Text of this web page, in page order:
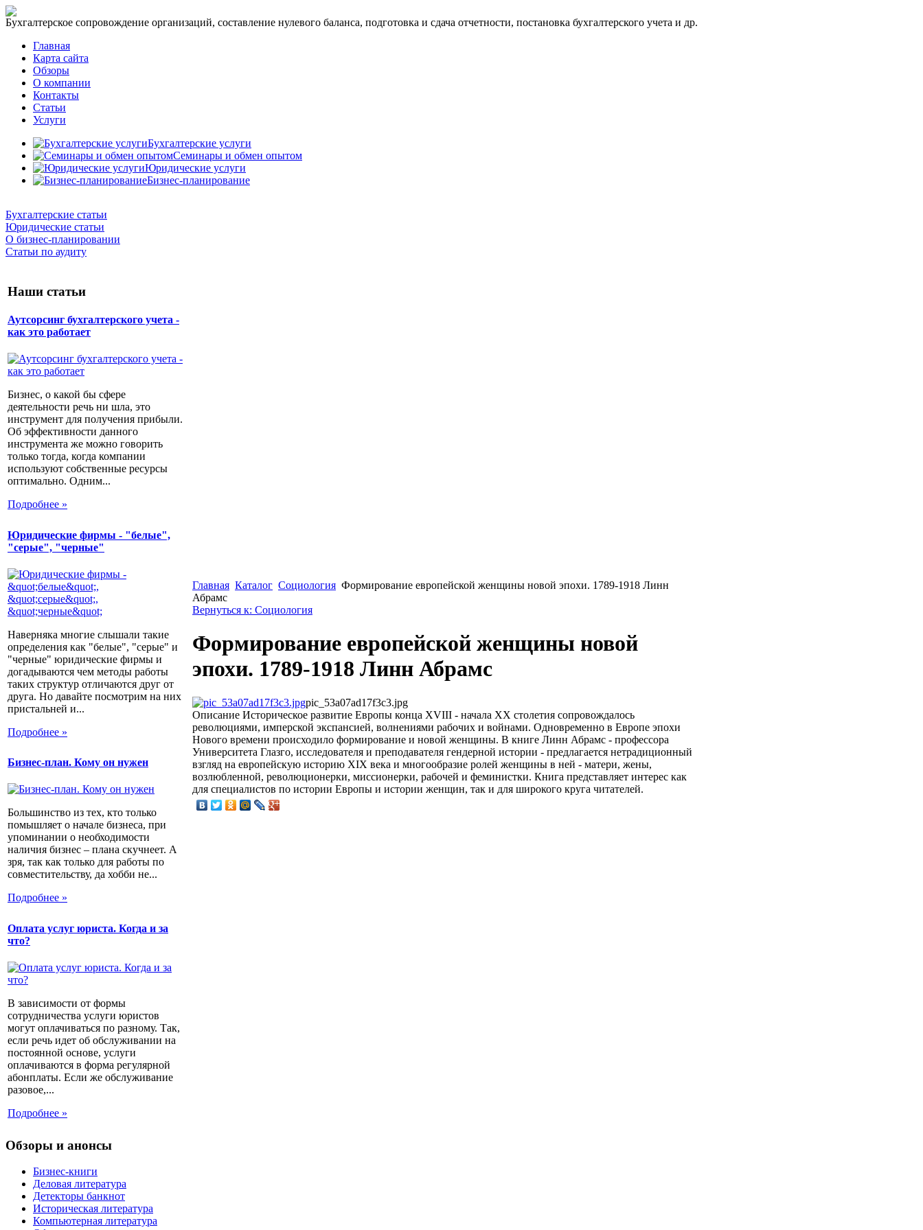
Бухгалтерское сопровождение организаций, составление нулевого баланса, подготовка и сдача отчетности, постановка бухгалтерского учета и др.
Главная
Карта сайта
Обзоры
О компании
Контакты
Статьи
Услуги
Бухгалтерские услуги
Семинары и обмен опытом
Юридические услуги
Бизнес-планирование
Бухгалтерские статьи
Юридические статьи
О бизнес-планировании
Статьи по аудиту
Наши статьи
Аутсорсинг бухгалтерского учета -
как это работает
Бизнес, о какой бы сфере
деятельности речь ни шла, это
инструмент для получения прибыли.
Об эффективности данного
инструмента же можно говорить
только тогда, когда компании
используют собственные ресурсы
оптимально. Одним...
Подробнее »
Юридические фирмы - "белые",
"серые", "черные"
Наверняка многие слышали такие
определения как "белые", "серые" и
"черные" юридические фирмы и
догадываются чем методы работы
таких структур отличаются друг от
друга. Но давайте посмотрим на них
пристальней и...
Подробнее »
Бизнес-план. Кому он нужен
Большинство из тех, кто только
помышляет о начале бизнеса, при
упоминании о необходимости
наличия бизнес – плана скучнеет. А
зря, так как только для работы по
совместительству, да хобби не...
Подробнее »
Оплата услуг юриста. Когда и за
что?
В зависимости от формы
сотрудничества услуги юристов
могут оплачиваться по разному. Так,
если речь идет об обслуживании на
постоянной основе, услуги
оплачиваются в форма регулярной
абонплаты. Если же обслуживание
разовое,...
Подробнее »
Главная Каталог Социология Формирование европейской женщины новой эпохи. 1789-1918 Линн
Абрамс
Вернуться к: Социология
Формирование европейской женщины новой
эпохи. 1789-1918 Линн Абрамс
pic_53a07ad17f3c3.jpg
Описание Историческое развитие Европы конца XVIII - начала XX столетия сопровождалось
революциями, имперской экспансией, волнениями рабочих и войнами. Одновременно в Европе эпохи
Нового времени происходило формирование и новой женщины. В книге Линн Абрамс - профессора
Университета Глазго, исследователя и преподавателя гендерной истории - предлагается нетрадиционный
взгляд на европейскую историю XIX века и многообразие ролей женщины в ней - матери, жены,
возлюбленной, революционерки, миссионерки, рабочей и феминистки. Книга представляет интерес как
для специалистов по истории Европы и истории женщин, так и для широкого круга читателей.
Обзоры и анонсы
Бизнес-книги
Деловая литература
Детекторы банкнот
Историческая литература
Компьютерная литература